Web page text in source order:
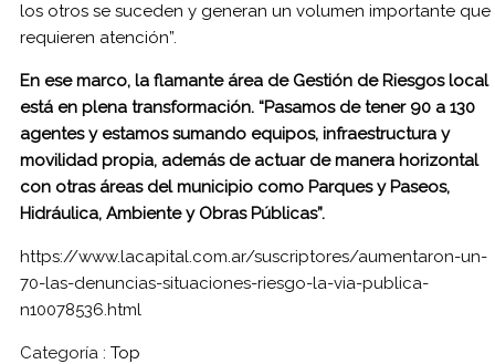
los otros se suceden y generan un volumen importante que
requieren atención”.
En ese marco, la flamante área de Gestión de Riesgos local
está en plena transformación. “Pasamos de tener 90 a 130
agentes y estamos sumando equipos, infraestructura y
movilidad propia, además de actuar de manera horizontal
con otras áreas del municipio como Parques y Paseos,
Hidráulica, Ambiente y Obras Públicas”.
https://www.lacapital.com.ar/suscriptores/aumentaron-un-
70-las-denuncias-situaciones-riesgo-la-via-publica-
n10078536.html
Categoría : Top